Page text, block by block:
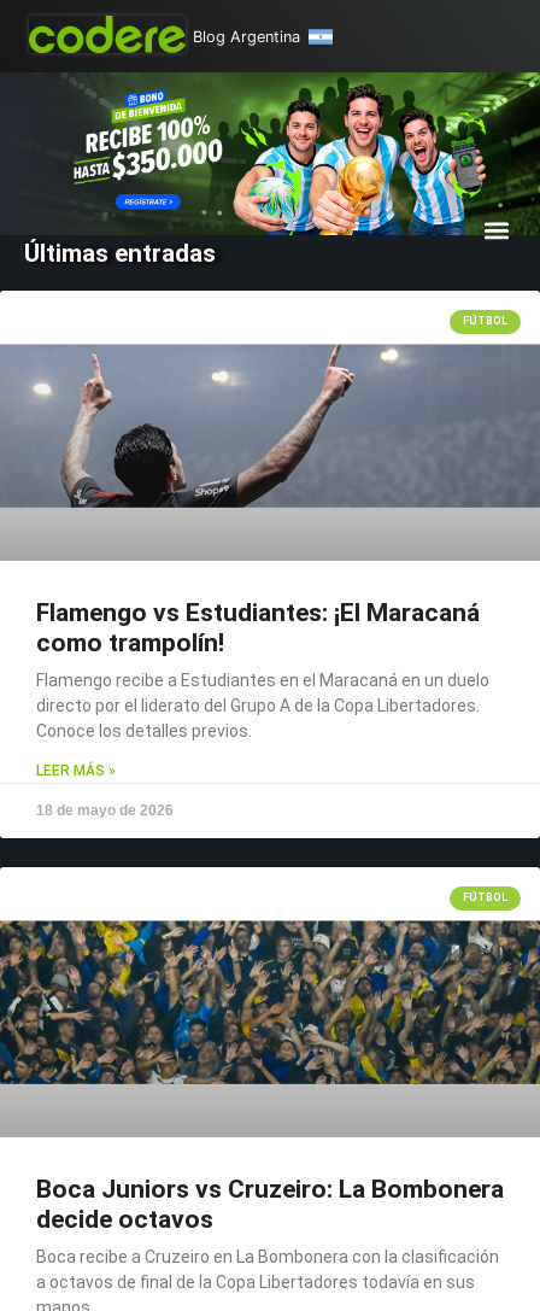
Blog Argentina
Últimas entradas
FÚTBOL
Flamengo vs Estudiantes: ¡El Maracaná
como trampolín!
Flamengo recibe a Estudiantes en el Maracaná en un duelo
directo por el liderato del Grupo A de la Copa Libertadores.
Conoce los detalles previos.
LEER MÁS »
18 de mayo de 2026
FÚTBOL
Boca Juniors vs Cruzeiro: La Bombonera
decide octavos
Boca recibe a Cruzeiro en La Bombonera con la clasificación
a octavos de final de la Copa Libertadores todavía en sus
manos.